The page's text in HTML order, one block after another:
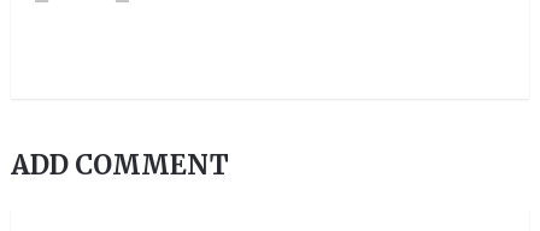
ADD COMMENT